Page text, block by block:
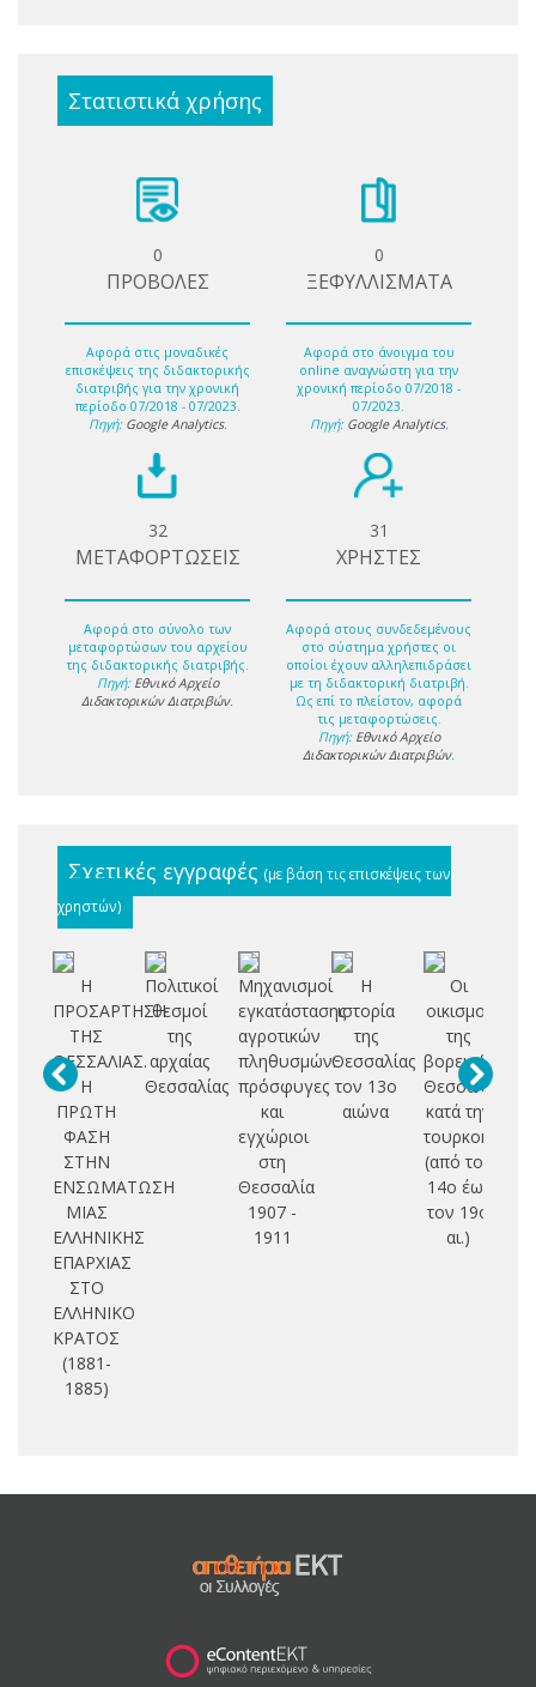
Στατιστικά χρήσης
0
ΠΡΟΒΟΛΕΣ
Αφορά στις μοναδικές
επισκέψεις της διδακτορικής
διατριβής για την χρονική
περίοδο 07/2018 - 07/2023.
Πηγή: Google Analytics.
0
ΞΕΦΥΛΛΙΣΜΑΤΑ
Αφορά στο άνοιγμα του
online αναγνώστη για την
χρονική περίοδο 07/2018 -
07/2023.
Πηγή: Google Analytics.
32
ΜΕΤΑΦΟΡΤΩΣΕΙΣ
Αφορά στο σύνολο των
μεταφορτώσων του αρχείου
της διδακτορικής διατριβής.
Πηγή: Εθνικό Αρχείο
Διδακτορικών Διατριβών.
31
ΧΡΗΣΤΕΣ
Αφορά στους συνδεδεμένους
στο σύστημα χρήστες οι
οποίοι έχουν αλληλεπιδράσει
με τη διδακτορική διατριβή.
Ως επί το πλείστον, αφορά
τις μεταφορτώσεις.
Πηγή: Εθνικό Αρχείο
Διδακτορικών Διατριβών.
Σχετικές εγγραφές (με βάση τις επισκέψεις των
χρηστών)
Η
ΠΡΟΣΑΡΤΗΣΗ
ΤΗΣ
ΘΕΣΣΑΛΙΑΣ.
Η
ΠΡΩΤΗ
ΦΑΣΗ
ΣΤΗΝ
ΕΝΣΩΜΑΤΩΣΗ
ΜΙΑΣ
ΕΛΛΗΝΙΚΗΣ
ΕΠΑΡΧΙΑΣ
ΣΤΟ
ΕΛΛΗΝΙΚΟ
ΚΡΑΤΟΣ
(1881-
1885)
Πολιτικοί
θεσμοί
της
αρχαίας
Θεσσαλίας
Μηχανισμοί
εγκατάστασης
αγροτικών
πληθυσμών:
πρόσφυγες
και
εγχώριοι
στη
Θεσσαλία
1907 -
1911
Η
ιστορία
της
Θεσσαλίας
τον 13ο
αιώνα
Οι
οικισμοί
της
Θεσσαλίας
κατά την
τουρκοκρατία:
(από τον
14ο έως
τον 19ο
αι.)